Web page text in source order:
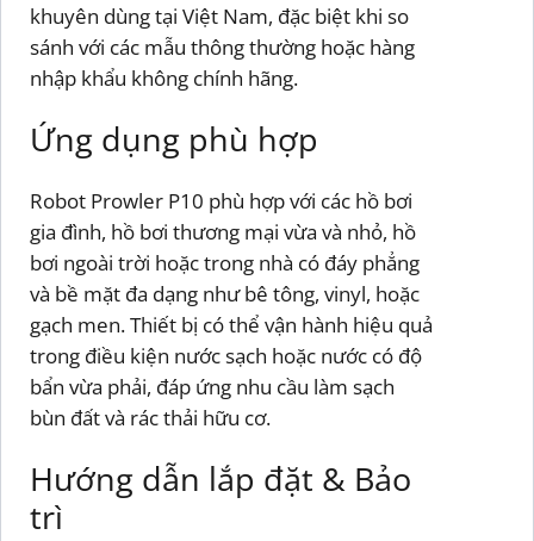
khuyên dùng tại Việt Nam, đặc biệt khi so
sánh với các mẫu thông thường hoặc hàng
nhập khẩu không chính hãng.
Ứng dụng phù hợp
Robot Prowler P10 phù hợp với các hồ bơi
gia đình, hồ bơi thương mại vừa và nhỏ, hồ
bơi ngoài trời hoặc trong nhà có đáy phẳng
và bề mặt đa dạng như bê tông, vinyl, hoặc
gạch men. Thiết bị có thể vận hành hiệu quả
trong điều kiện nước sạch hoặc nước có độ
bẩn vừa phải, đáp ứng nhu cầu làm sạch
bùn đất và rác thải hữu cơ.
Hướng dẫn lắp đặt & Bảo
trì